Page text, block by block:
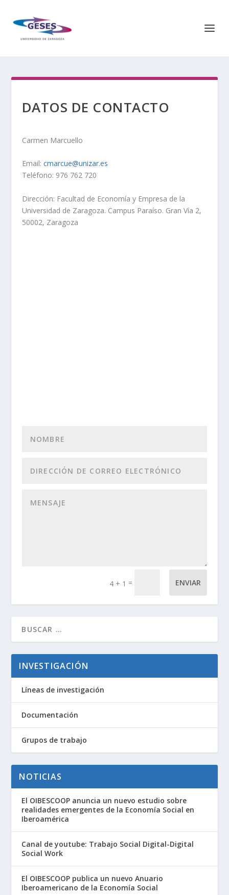
DATOS DE CONTACTO
Carmen Marcuello
Email: cmarcue@unizar.es
Teléfono: 976 762 720
Dirección: Facultad de Economía y Empresa de la
Universidad de Zaragoza. Campus Paraíso. Gran Vía 2,
50002, Zaragoza
4 + 1 = ENVIAR
INVESTIGACIÓN
Líneas de investigación
Documentación
Grupos de trabajo
NOTICIAS
El OIBESCOOP anuncia un nuevo estudio sobre
realidades emergentes de la Economía Social en
Iberoamérica
Canal de youtube: Trabajo Social Digital-Digital
Social Work
El OIBESCOOP publica un nuevo Anuario
Iberoamericano de la Economía Social